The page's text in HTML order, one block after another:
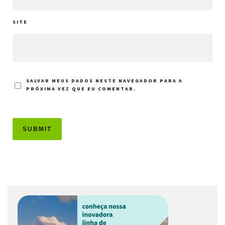
SITE
SALVAR MEUS DADOS NESTE NAVEGADOR PARA A
PRÓXIMA VEZ QUE EU COMENTAR.